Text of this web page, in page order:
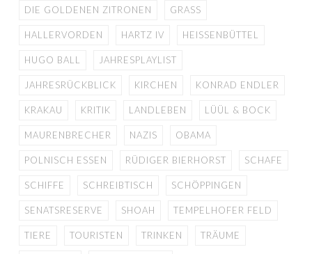
DIE GOLDENEN ZITRONEN GRASS
HALLERVORDEN HARTZ IV HEISSENBÜTTEL
HUGO BALL JAHRESPLAYLIST
JAHRESRÜCKBLICK KIRCHEN KONRAD ENDLER
KRAKAU KRITIK LANDLEBEN LÜÜL & BOCK
MAURENBRECHER NAZIS OBAMA
POLNISCH ESSEN RÜDIGER BIERHORST SCHAFE
SCHIFFE SCHREIBTISCH SCHÖPPINGEN
SENATSRESERVE SHOAH TEMPELHOFER FELD
TIERE TOURISTEN TRINKEN TRÄUME